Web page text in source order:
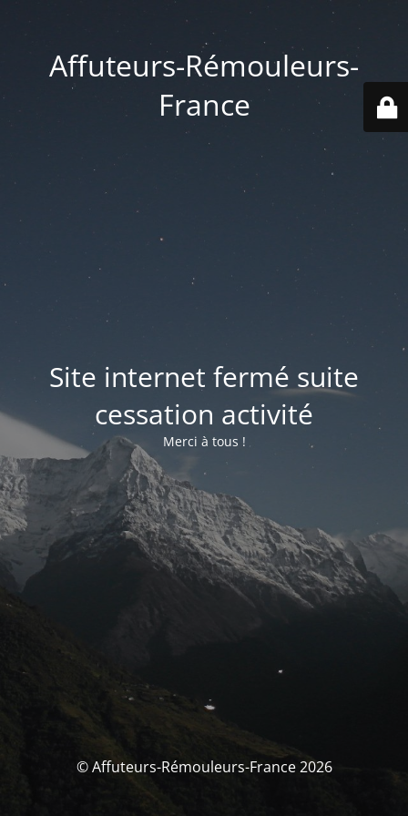
Affuteurs-Rémouleurs-
France
Site internet fermé suite
cessation activité
Merci à tous !
© Affuteurs-Rémouleurs-France 2026